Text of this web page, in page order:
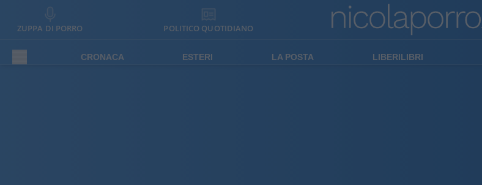
ZUPPA DI PORRO POLITICO QUOTIDIANO
CRONACA ESTERI LA POSTA LIBERILIBRI